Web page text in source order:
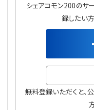
【連載】AI活用のすすめ
シェアコモン200のサ
録したい
無料登録いただくと、